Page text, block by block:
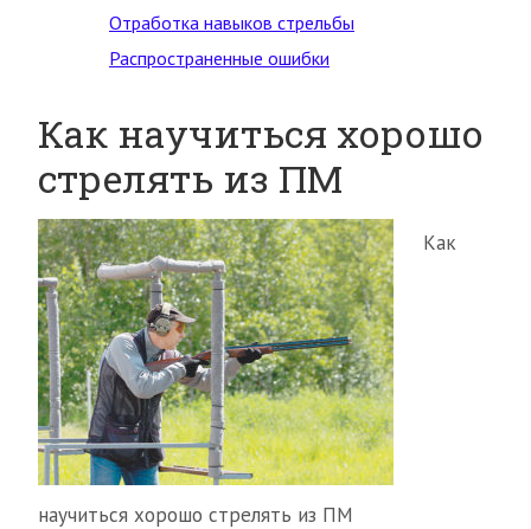
Отработка навыков стрельбы
Распространенные ошибки
Как научиться хорошо
стрелять из ПМ
Как
научиться хорошо стрелять из ПМ